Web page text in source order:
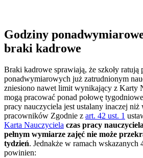
Godziny
braki kadrowe
Braki kadrowe sprawiają, że szkoły ratują
ponadwymiarowych już zatrudnionym
zniesiono nawet limit wynikający z Karty
mogą pracować ponad połowę
pracy nauczyciela jest ustalany inaczej niż
pracowników Zgodnie z art. 42 ust. 1
Karta Nauczyciela czas pracy
pełnym wymiarze zajęć nie może
tydzień. Jednakże w ramach wskazanych
powinien: